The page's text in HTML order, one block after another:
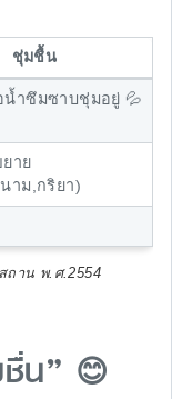
ชุ่มชื้น
นํ้าซึมซาบชุ่มอยู่ 💦
าย
าม,กริยา)
าน พ.ศ.2554
ชื่น” 😊